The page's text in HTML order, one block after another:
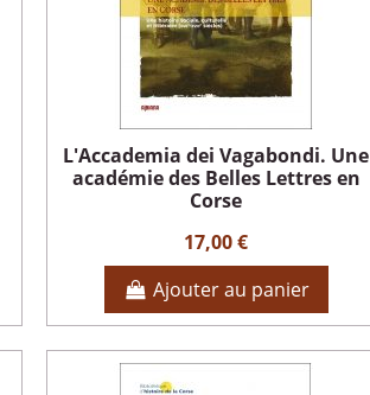
L'Accademia dei Vagabondi. Une
académie des Belles Lettres en
Corse
17,00 €
Ajouter au panier